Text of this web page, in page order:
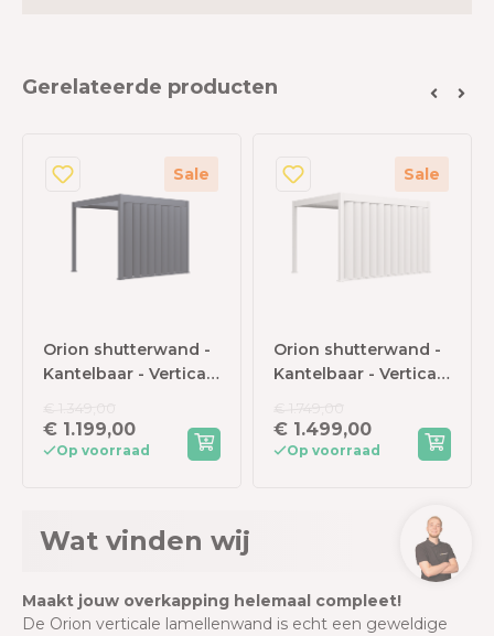
Gerelateerde producten
Sale
Orion shutterwand -
Kantelbaar - Verticaal
- Antraciet
€ 1.199,00
Op voorraad
Sale
Orion shutterwand -
Kantelbaar - Verticaal
- Wit
€ 1.499,00
Op voorraad
Wat vinden wij
Maakt jouw overkapping helemaal compleet!
De Orion verticale lamellenwand is echt een geweldige